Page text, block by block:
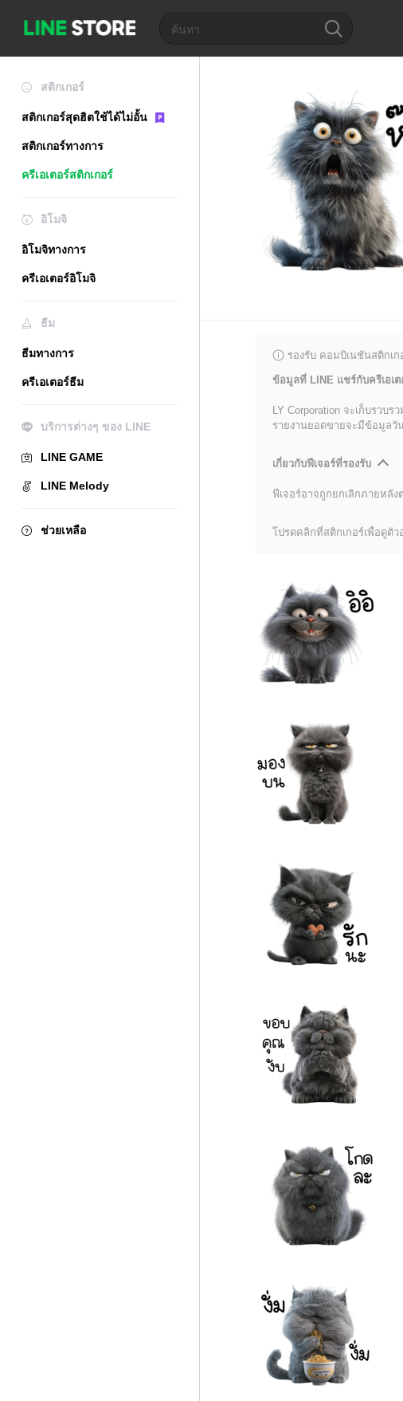
สติกเกอร์
สติกเกอร์สุดฮิตใช้ได้ไม่อั้น
สติกเกอร์ทางการ
ครีเอเตอร์สติกเกอร์
อิโมจิ
อิโมจิทางการ
ครีเอเตอร์อิโมจิ
ธีม
ธีมทางการ
ครีเอเตอร์ธีม
บริการต่างๆ ของ LINE
LINE GAME
LINE Melody
ช่วยเหลือ
รองรับ คอมบิเนชันสติกเก
ข้อมูลที่ LINE แชร์กับครีเอเต
LY Corporation จะเก็บรวบ
รายงานยอดขายจะมีข้อมูล
เกี่ยวกับฟีเจอร์ที่รองรับ
ฟีเจอร์อาจถูกยกเลิกภายหลัง
โปรดคลิกที่สติกเกอร์เพื่อดูตัว